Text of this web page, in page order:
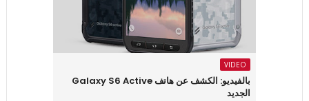
VIDEO
بالفيديو: الكشف عن هاتف Galaxy S6 Active
الجديد